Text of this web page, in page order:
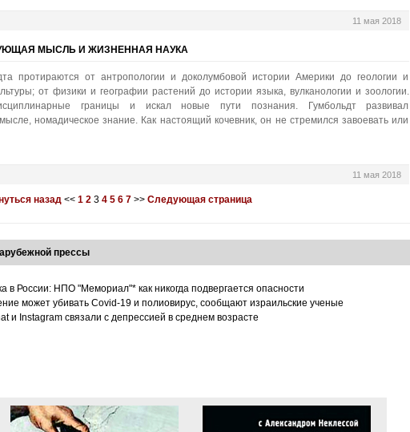
11 мая 2018
МЫСЛЬ И ЖИЗНЕННАЯ НАУКА
протираются от антропологии и доколумбовой истории Америки до геологии и
от физики и географии растений до истории языка, вулканологии и зоологии.
границы и искал новые пути познания. Гумбольдт развивал
номадическое знание. Как настоящий кочевник, он не стремился завоевать или
11 мая 2018
назад<< 1 2 3 4 5 6 7>> Следующая страница
прессы
в России: НПО "Мемориал"* как никогда подвергается опасности
может убивать Covid-19 и полиовирус, сообщают израильские ученые
и Instagram связали с депрессией в среднем возрасте